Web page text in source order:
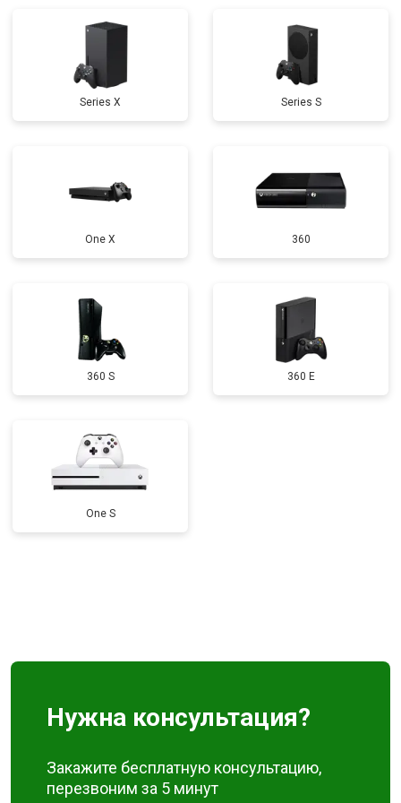
Series X Series S
One X 360
360 S 360 E
One S
Нужна консультация?
Закажите бесплатную консультацию,
перезвоним за 5 минут